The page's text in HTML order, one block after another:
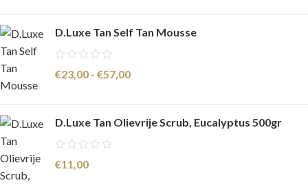
D.Luxe Tan Self Tan Mousse
€23,00 - €57,00
D.Luxe Tan Olievrije Scrub, Eucalyptus 500gr
€11,00